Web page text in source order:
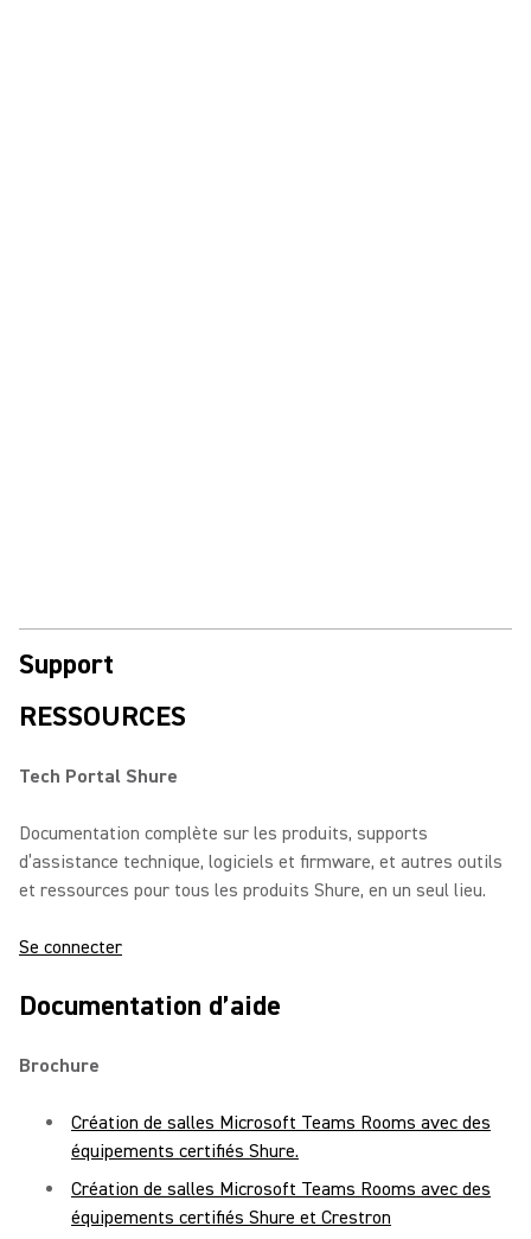
Support
RESSOURCES
Tech Portal Shure
Documentation complète sur les produits, supports
d’assistance technique, logiciels et firmware, et autres outils
et ressources pour tous les produits Shure, en un seul lieu.
Se connecter
Documentation d’aide
Brochure
Création de salles Microsoft Teams Rooms avec des
équipements certifiés Shure.
Création de salles Microsoft Teams Rooms avec des
équipements certifiés Shure et Crestron